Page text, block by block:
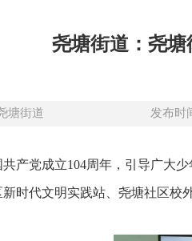
尧塘街道：尧
塘街道 发布时
共产党成立104周年，引导广大
时代文明实践站、尧塘社区校